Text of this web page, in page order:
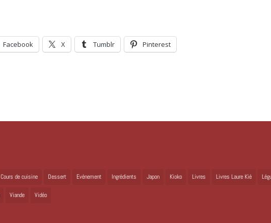
Facebook X Tumblr Pinterest
Cours de cuisine Dessert Evènement Ingrédients Japon Kioko Livres Livres Laure Kié
Viande Vidéo